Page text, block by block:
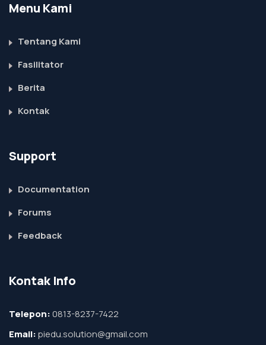
Menu Kami
Tentang Kami
Fasilitator
Berita
Kontak
Support
Documentation
Forums
Feedback
Kontak Info
Telepon:0813-8237-7422
Email:piedu.solution@gmail.com